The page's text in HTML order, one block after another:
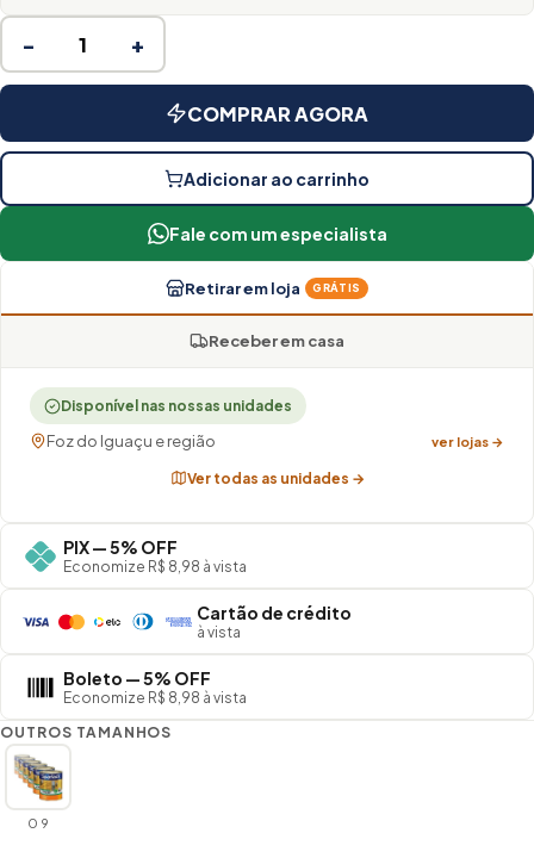
− +
COMPRAR AGORA
Adicionar ao carrinho
Fale com um especialista
Retirar em loja GRÁTIS
Receber em casa
Disponível nas nossas unidades
Foz do Iguaçu e região ver lojas →
Ver todas as unidades →
PIX — 5% OFF
Economize R$ 8,98 à vista
Cartão de crédito
à vista
Boleto — 5% OFF
Economize R$ 8,98 à vista
OUTROS TAMANHOS
0 9